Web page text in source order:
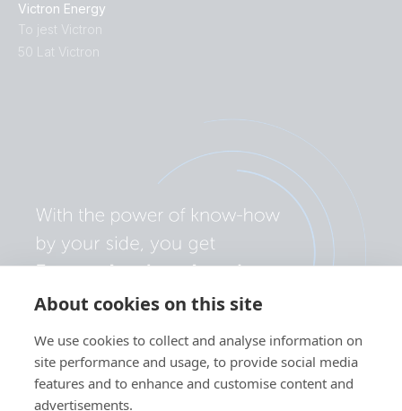
About cookies on this site
We use cookies to collect and analyse information on
site performance and usage, to provide social media
features and to enhance and customise content and
advertisements.
Victron Energy
To jest Victron
50 Lat Victron